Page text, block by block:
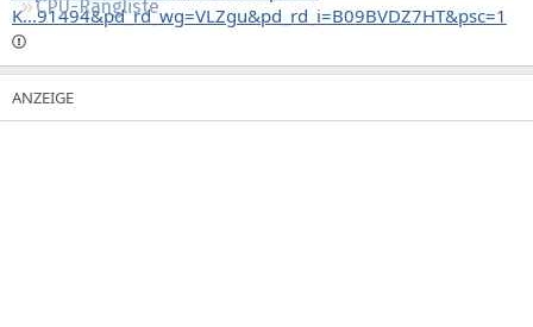
CPU-Rangliste
K...91494&pd_rd_wg=VLZgu&pd_rd_i=B09BVDZ7HT&psc=1